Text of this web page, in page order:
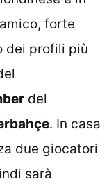
forte
dei profili più
del
. In casa
due giocatori
sarà